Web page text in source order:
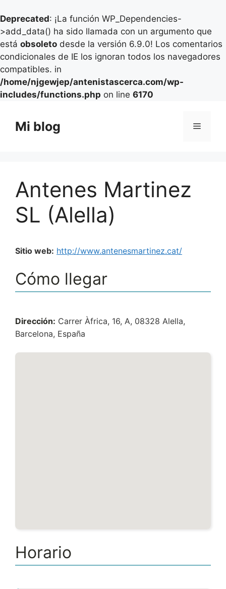
Deprecated: ¡La función WP_Dependencies-
>add_data() ha sido llamada con un argumento que
está obsoleto desde la versión 6.9.0! Los comentarios
condicionales de IE los ignoran todos los navegadores
compatibles. in
/home/njgewjep/antenistascerca.com/wp-
includes/functions.php on line 6170
contenido
Mi blog Menú
Antenes Martinez
SL (Alella)
Sitio web: http://www.antenesmartinez.cat/
Cómo llegar
Dirección: Carrer Àfrica, 16, A, 08328 Alella,
Barcelona, España
Horario